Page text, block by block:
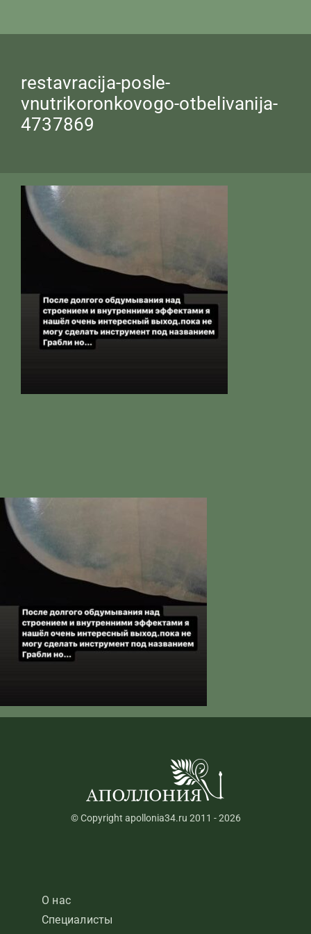
restavracija-posle-
vnutrikoronkovogo-otbelivanija-
4737869
© Copyright apollonia34.ru 2011 - 2026
О нас
Специалисты